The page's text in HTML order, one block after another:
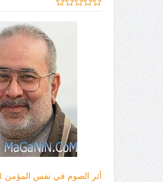
أثر الصوم في نفس المؤمن 1